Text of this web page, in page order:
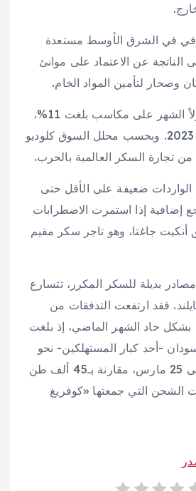
في الشرق الأوسط مستعدة
الناتجة عن الاعتماد على موانئ
وصحار لتأمين المواد الخام.
أنهى العقد الأكثر تداولاً الشهر على مكاسب بلغت 11%،
وهي الأعلى منذ عام 2023. وبحسب محلل السوق كلوديو
ضعيفة على الأقل حتى
إضافية إذا استمرت الاضطرابات
أنكيت جاغتا، وهو تاجر سكر مقيم
بديلة للسكر المكرر، تتسارع
فقد ارتفعت التدفقات من
حاد الشهر الماضي، إذ بلغت
-أحد كبار المستهلكين- نحو
35.365 طن سكر حتى 25 مارس، مقارنة بـ45 ألف طن
الشحن التي جمعتها «كوفريغ